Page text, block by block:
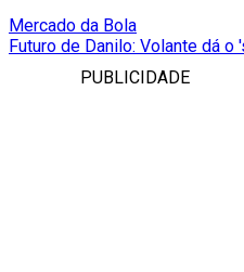
Mercado da Bola
Futuro de Danilo: Volante dá o
PUBLICIDADE